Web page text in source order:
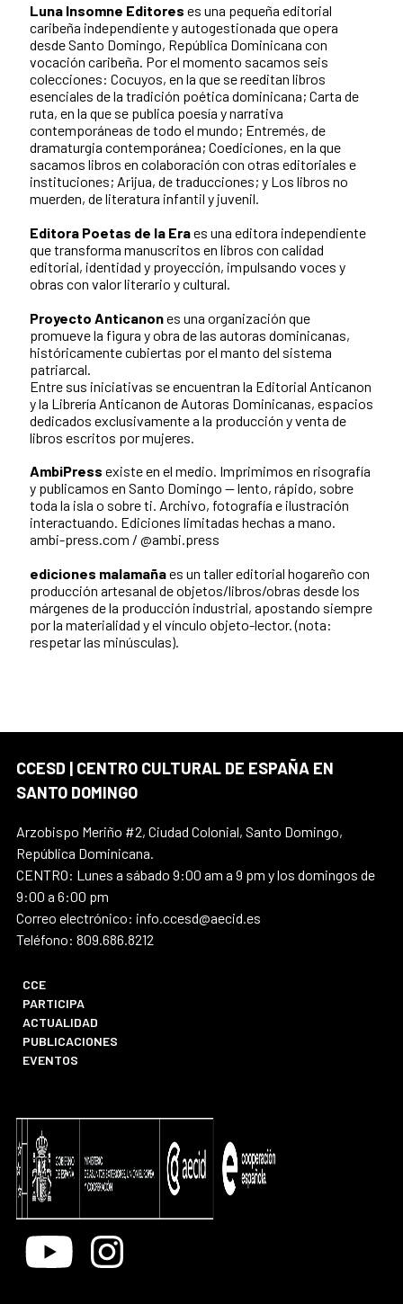
Luna Insomne Editores es una pequeña editorial
caribeña independiente y autogestionada que opera
desde Santo Domingo, República Dominicana con
vocación caribeña. Por el momento sacamos seis
colecciones: Cocuyos, en la que se reeditan libros
esenciales de la tradición poética dominicana; Carta de
ruta, en la que se publica poesía y narrativa
contemporáneas de todo el mundo; Entremés, de
dramaturgia contemporánea; Coediciones, en la que
sacamos libros en colaboración con otras editoriales e
instituciones; Arijua, de traducciones; y Los libros no
muerden, de literatura infantil y juvenil.
Editora Poetas de la Eraes una editora independiente
que transforma manuscritos en libros con calidad
editorial, identidad y proyección, impulsando voces y
obras con valor literario y cultural.
Proyecto Anticanones una organización que
promueve la figura y obra de las autoras dominicanas,
históricamente cubiertas por el manto del sistema
patriarcal.
Entre sus iniciativas se encuentran la Editorial Anticanon
y la Librería Anticanon de Autoras Dominicanas, espacios
dedicados exclusivamente a la producción y venta de
libros escritos por mujeres.
AmbiPress existe en el medio. Imprimimos en risografía
y publicamos en Santo Domingo — lento, rápido, sobre
toda la isla o sobre ti. Archivo, fotografía e ilustración
interactuando. Ediciones limitadas hechas a mano.
ambi-press.com / @ambi.press
ediciones malamañaes un taller editorial hogareño con
producción artesanal de objetos/libros/obras desde los
márgenes de la producción industrial, apostando siempre
por la materialidad y el vínculo objeto-lector. (nota:
respetar las minúsculas).
CCESD | CENTRO CULTURAL DE ESPAÑA EN
SANTO DOMINGO
Arzobispo Meriño #2, Ciudad Colonial, Santo Domingo,
República Dominicana.
CENTRO: Lunes a sábado 9:00 am a 9 pm y los domingos de
9:00 a 6:00 pm
Correo electrónico: info.ccesd@aecid.es
Teléfono: 809.686.8212
CCE
PARTICIPA
ACTUALIDAD
PUBLICACIONES
EVENTOS
Youtube Instagram